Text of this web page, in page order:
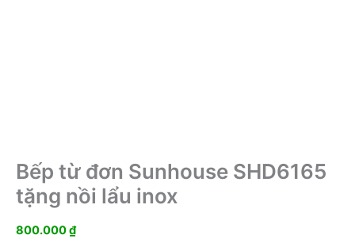
Bếp từ đơn Sunhouse SHD6165
tặng nồi lẩu inox
800.000₫